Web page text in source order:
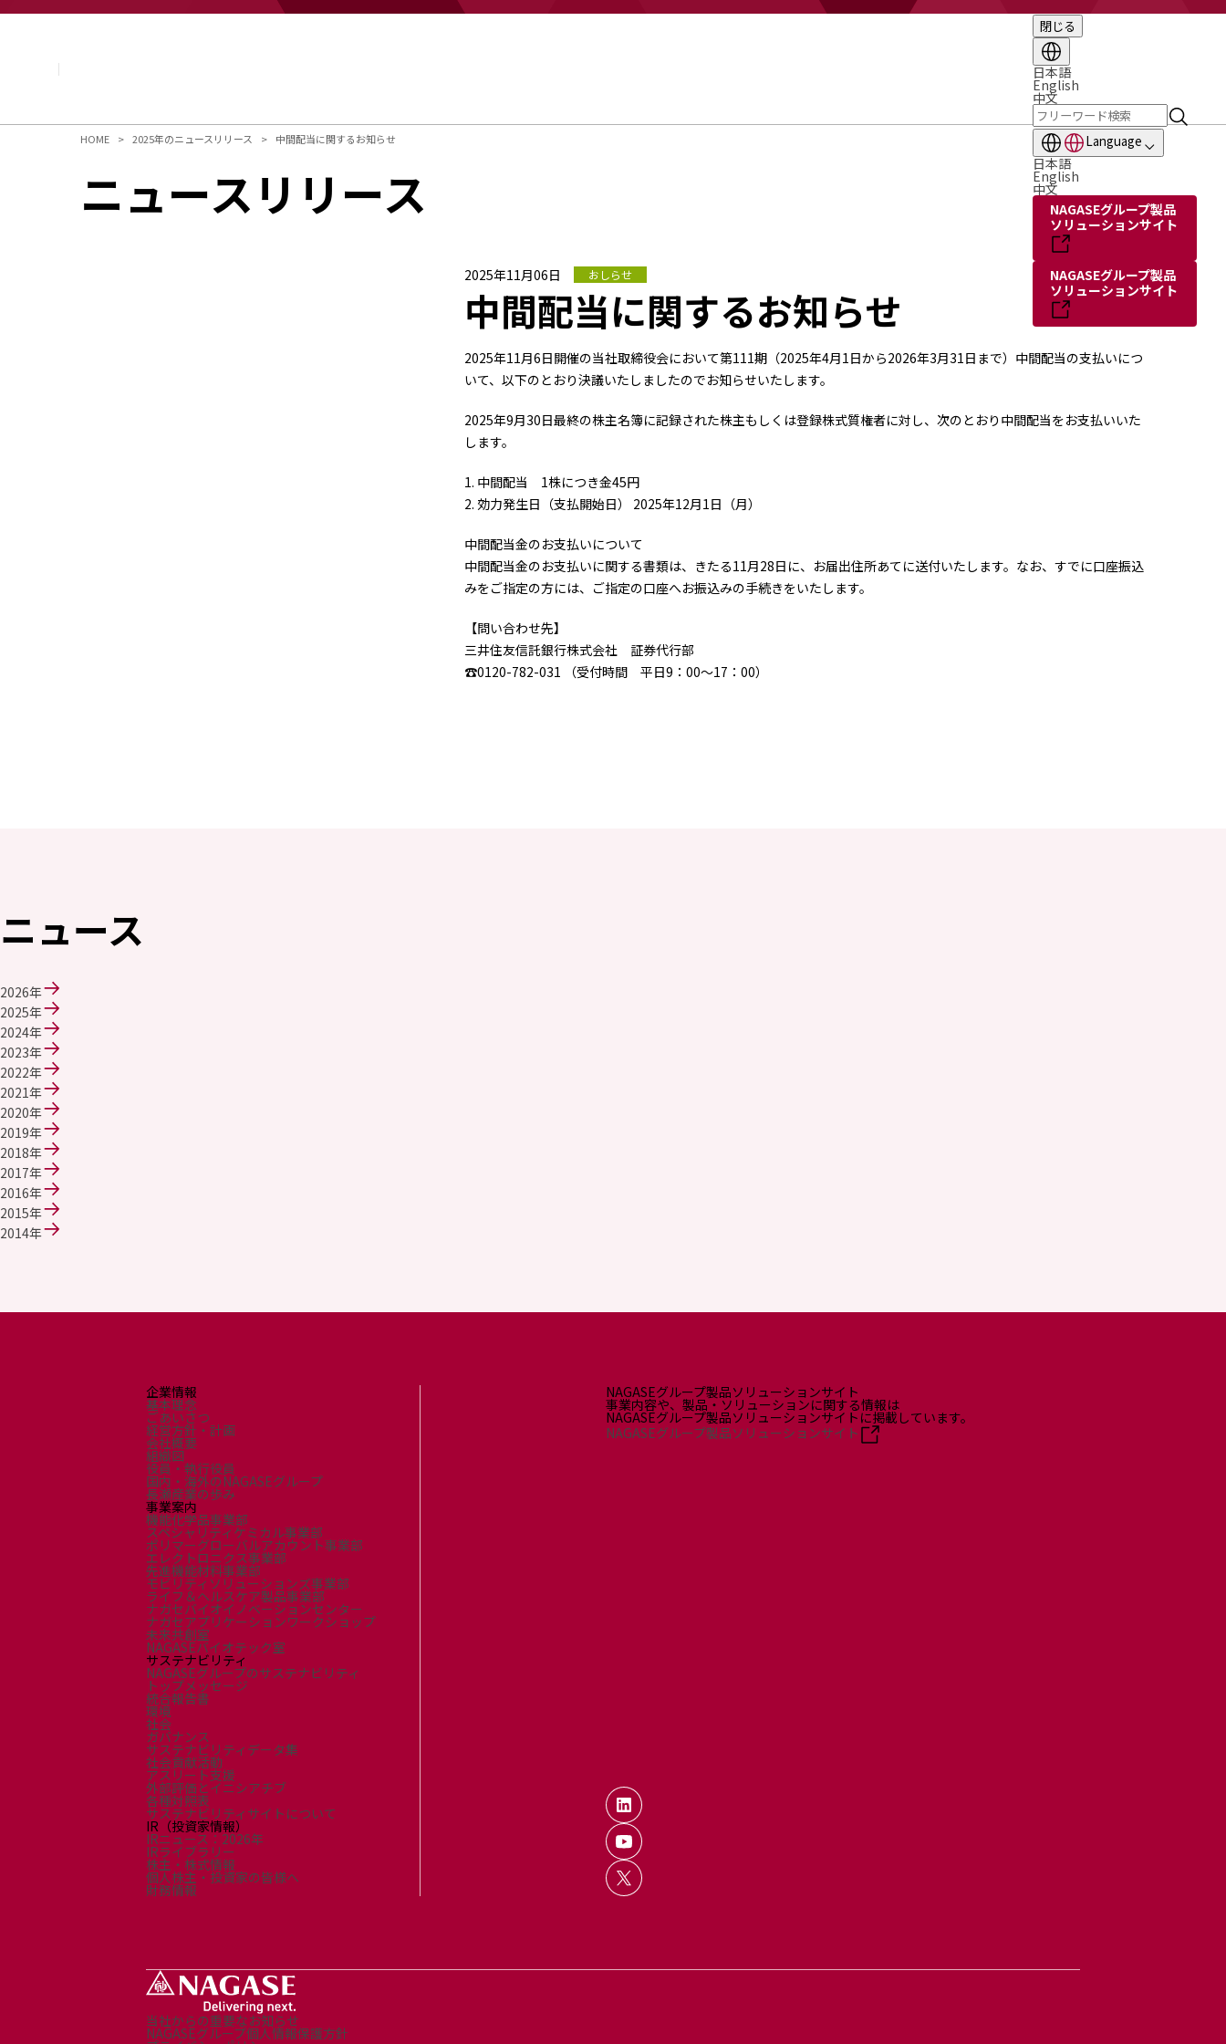
閉じる
日本語
English
中文
Language
日本語
English
中文
NAGASEグループ製品
ソリューションサイト
NAGASEグループ製品
ソリューションサイト
組織図
長瀬産業の歩み
ナガセアプリケーションワークショップ
未来共創室
IR（投資家情報）
IRニュース：2026年
IRライブラリー
個人株主・投資家の皆様へ
株主・株式情報
財務情報
サステナビリティ
NAGASEグループのサステナビリティ
トップメッセージ
統合報告書
環境
社会貢献活動
サステナビリティサイトについて
新卒採用（総合・事務職）
NAGASEグループ採用情報
HOME 2025年のニュースリリース 中間配当に関するお知らせ
ニュースリリース
2025年11月06日 おしらせ
中間配当に関するお知らせ
2025年11月6日開催の当社取締役会において第111期（2025年4月1日から2026年3月31日まで）中間配当の支払いにつ
いて、以下のとおり決議いたしましたのでお知らせいたします。
2025年9月30日最終の株主名簿に記録された株主もしくは登録株式質権者に対し、次のとおり中間配当をお支払いいた
します。
1. 中間配当 1株につき金45円
2. 効力発生日（支払開始日） 2025年12月1日（月）
中間配当金のお支払いについて
中間配当金のお支払いに関する書類は、きたる11月28日に、お届出住所あてに送付いたします。なお、すでに口座振込
みをご指定の方には、ご指定の口座へお振込みの手続きをいたします。
【問い合わせ先】
三井住友信託銀行株式会社 証券代行部
☎0120-782-031 （受付時間 平日9：00～17：00）
ニュース
2026年
2025年
2024年
2023年
2022年
2021年
2020年
2019年
2018年
2017年
2016年
2015年
2014年
企業情報
基本理念
ごあいさつ
経営方針・計画
会社概要
組織図
役員・執行役員
国内・海外のNAGASEグループ
長瀬産業の歩み
事業案内
機能化学品事業部
スペシャリティケミカル事業部
ポリマーグローバルアカウント事業部
エレクトロニクス事業部
先進機能材料事業部
モビリティソリューションズ事業部
ライフ＆ヘルスケア製品事業部
ナガセバイオイノベーションセンター
ナガセアプリケーションワークショップ
未来共創室
NAGASEバイオテック室
サステナビリティ
NAGASEグループのサステナビリティ
トップメッセージ
統合報告書
環境
社会
ガバナンス
サステナビリティデータ集
社会貢献活動
アスリート支援
外部評価とイニシアチブ
各種対照表
サステナビリティサイトについて
IR（投資家情報）
IRニュース：2026年
IRライブラリー
株主・株式情報
個人株主・投資家の皆様へ
財務情報
NAGASEグループ製品ソリューションサイト
事業内容や、製品・ソリューションに関する情報は
NAGASEグループ製品ソリューションサイトに掲載しています。
NAGASEグループ製品ソリューションサイト
当社からの重要なお知らせ
NAGASEグループ個人情報保護方針